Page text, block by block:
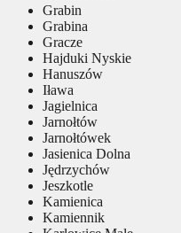
Grabin
Grabina
Gracze
Hajduki Nyskie
Hanuszów
Iława
Jagielnica
Jarnołtów
Jarnołtówek
Jasienica Dolna
Jędrzychów
Jeszkotle
Kamienica
Kamiennik